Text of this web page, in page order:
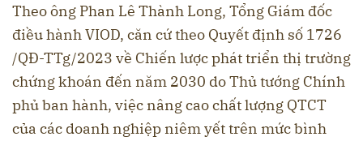
Theo ông Phan Lê Thành Long, Tổng Giám đốc
điều hành VIOD, căn cứ theo Quyết định số 1726
/QĐ-TTg/2023 về Chiến lược phát triển thị trường
chứng khoán đến năm 2030 do Thủ tướng Chính
phủ ban hành, việc nâng cao chất lượng QTCT
của các doanh nghiệp niêm yết trên mức bình